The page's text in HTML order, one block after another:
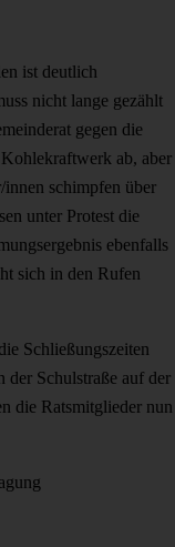
ist deutlich
nicht lange gezählt
gegen die
ab, aber
schimpfen über
unter Protest die
ebenfalls
sich in den Rufen
Schließungszeiten
der Schulstraße auf der
die Ratsmitglieder nun